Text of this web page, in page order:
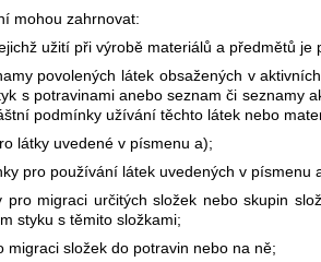
mohou zahrnovat:
užití při výrobě materiálů a předmětů je
povolených látek obsažených v
s potravinami anebo seznam či seznamy
podmínky užívání těchto látek nebo
látky uvedené v písmenu a);
pro používání látek uvedených v
pro migraci určitých složek nebo skupin
styku s těmito složkami;
migraci složek do potravin nebo na ně;